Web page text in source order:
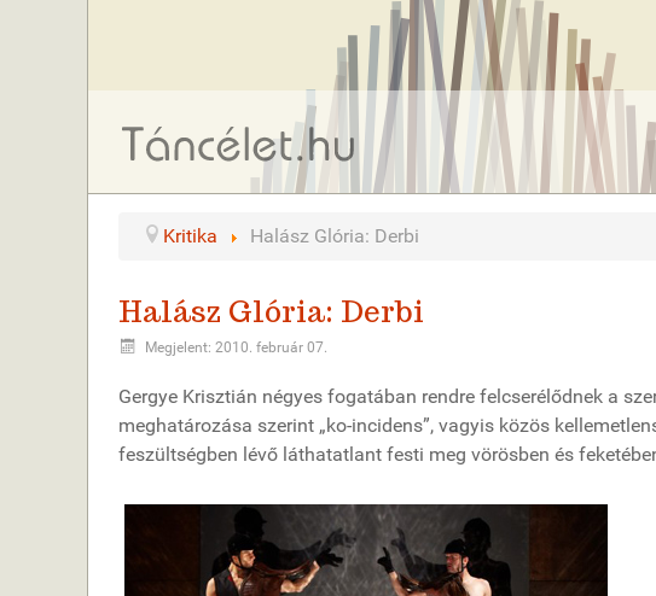
Kritika Halász Glória: Derbi
Halász Glória: Derbi
Megjelent: 2010. február 07.
Gergye Krisztián négyes fogatában rendre felcserélődnek a
meghatározása szerint „ko-incidens”, vagyis közös
feszültségben lévő láthatatlant festi meg vörösben és